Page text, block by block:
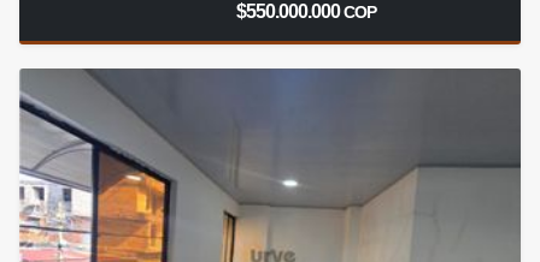
$550.000.000COP